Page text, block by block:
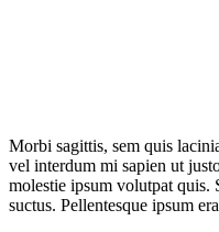
Morbi sagittis, sem quis
vel interdum mi sapien ut
molestie ipsum volutpat quis.
suctus. Pellentesque ipsum